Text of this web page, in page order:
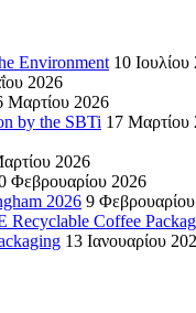
Environment 10 Ιουλίου
2026
Μαρτίου 2026
by the SBTi 17 Μαρτίου
2026
Φεβρουαρίου 2026
2026 9
Recyclable Coffee
13 Ιανουαρίου